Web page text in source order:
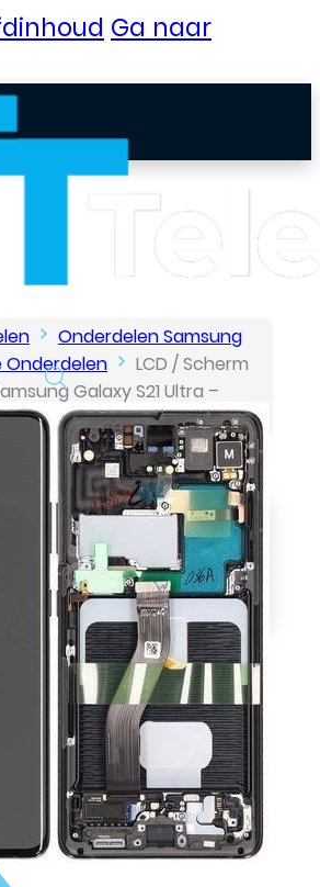
Ga naar
op
vragen
Onderdelen Samsung
Onderdelen
LCD / Scherm
Galaxy S21 Ultra –
Pack – Zwart